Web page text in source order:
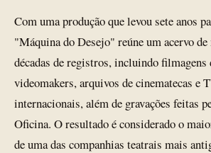
Com uma produção que levou sete anos
"Máquina do Desejo" reúne um acervo de
décadas de registros, incluindo filmagens
videomakers, arquivos de cinematecas e
internacionais, além de gravações feitas
Oficina. O resultado é considerado o
de uma das companhias teatrais mais